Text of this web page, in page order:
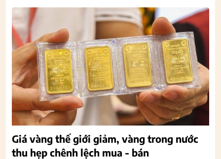
Giá vàng thế giới giảm, vàng trong nước
thu hẹp chênh lệch mua - bán